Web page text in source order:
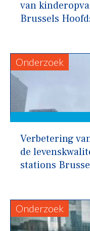
van
Brussels
Onderzoek
Verbetering
de
stations
Onderzoek